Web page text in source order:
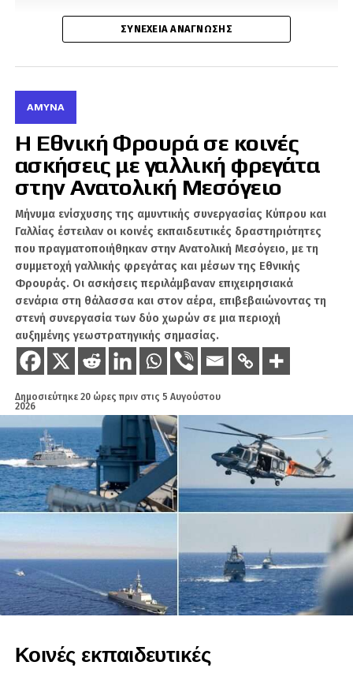
ΣΥΝΈΧΕΙΑ ΑΝΆΓΝΩΣΗΣ
ΆΜΥΝΑ
Η Εθνική Φρουρά σε κοινές
ασκήσεις με γαλλική φρεγάτα
στην Ανατολική Μεσόγειο
Μήνυμα ενίσχυσης της αμυντικής συνεργασίας Κύπρου και
Γαλλίας έστειλαν οι κοινές εκπαιδευτικές δραστηριότητες
που πραγματοποιήθηκαν στην Ανατολική Μεσόγειο, με τη
συμμετοχή γαλλικής φρεγάτας και μέσων της Εθνικής
Φρουράς. Οι ασκήσεις περιλάμβαναν επιχειρησιακά
σενάρια στη θάλασσα και στον αέρα, επιβεβαιώνοντας τη
στενή συνεργασία των δύο χωρών σε μια περιοχή
αυξημένης γεωστρατηγικής σημασίας.
Δημοσιεύτηκε 20 ώρες πριν στις 5 Αυγούστου
2026
Κοινές εκπαιδευτικές